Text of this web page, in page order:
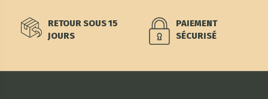
RETOUR SOUS 15
JOURS
PAIEMENT
SÉCURISÉ